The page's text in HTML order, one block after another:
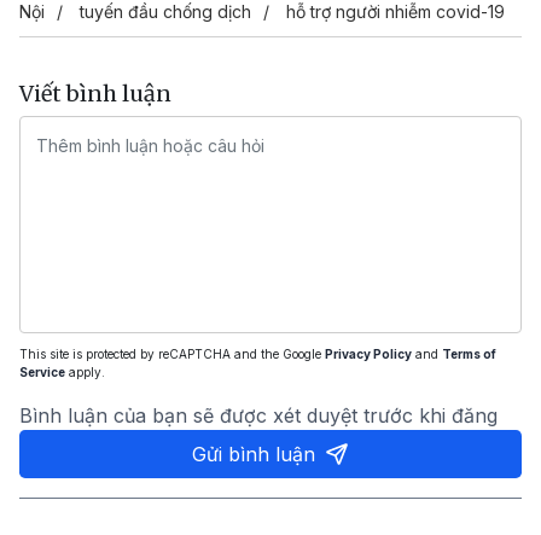
Nội
tuyến đầu chống dịch hỗ trợ người nhiễm covid-19
Viết bình luận
This site is protected by reCAPTCHA and the Google Privacy Policy and Terms of
Service apply.
Bình luận của bạn sẽ được xét duyệt trước khi đăng
Gửi bình luận